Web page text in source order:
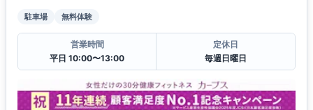
駐車場 無料体験
営業時間
平日 10:00〜13:00
定休日
毎週日曜日